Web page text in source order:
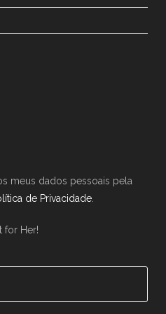
meus dados pessoais pela
de Privacidade
for Her!